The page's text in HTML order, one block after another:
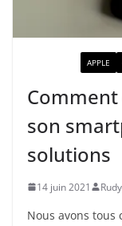
APPLE
son
solutions
14 juin 2021 Rudy
Nous avons tous